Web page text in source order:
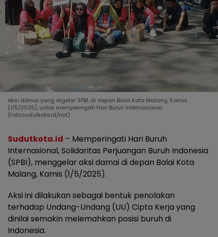
Aksi damai yang digelar SPBI, di depan Balai Kota Malang, Kamis
(1/5/2025), untuk memperingati Hari Buruh Internasional.
(foto:sudutkota.id/mit)
Sudutkota.id – Memperingati Hari Buruh
Internasional, Solidaritas Perjuangan Buruh Indonesia
(SPBI), menggelar aksi damai di depan Balai Kota
Malang, Kamis (1/5/2025).
Aksi ini dilakukan sebagai bentuk penolakan
terhadap Undang-Undang (UU) Cipta Kerja yang
dinilai semakin melemahkan posisi buruh di
Indonesia.